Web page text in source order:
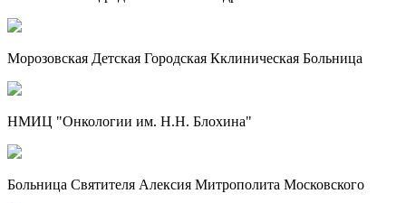
Морозовская Детская Городская Кклиническая Больница
НМИЦ "Онкологии им. Н.Н. Блохина"
Больница Святителя Алексия Митрополита Московского